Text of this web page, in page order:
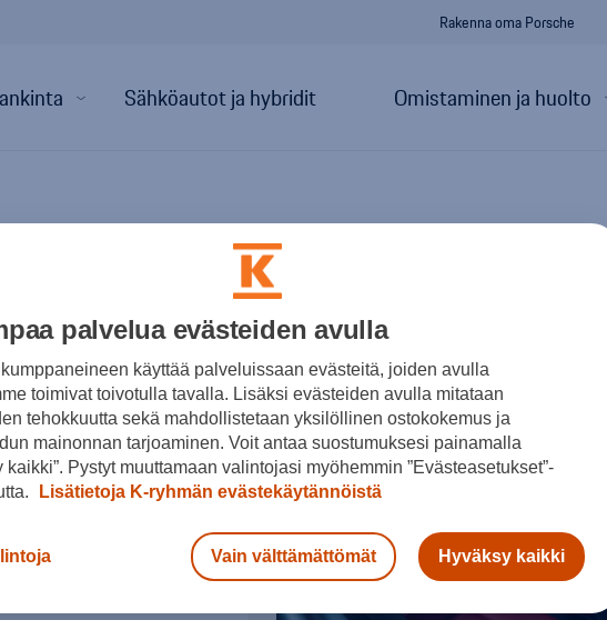
Rakenna oma Porsche
Sähköautot ja hybridit Omistaminen ja huolto
likaantumisen.
taskujen ansiosta
palvelua evästeiden avulla
käyttää palveluissaan evästeitä, joiden avulla
toimivat toivotulla tavalla. Lisäksi evästeiden avulla mitataan
tehokkuutta sekä mahdollistetaan yksilöllinen ostokokemus ja
mainonnan tarjoaminen. Voit antaa suostumuksesi painamalla
kaikki”. Pystyt muuttamaan valintojasi myöhemmin ”Evästeasetukset”-
Lisätietoja K-ryhmän evästekäytännöistä
Vain välttämättömät Hyväksy kaikki